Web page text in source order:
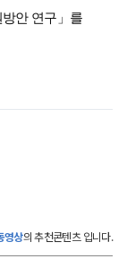
안 연구」를
영상의 추천콘텐츠 입니다.